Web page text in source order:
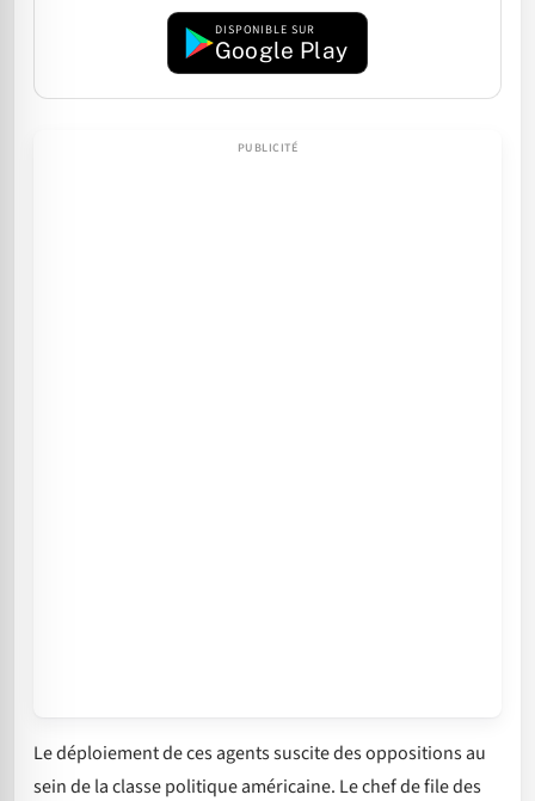
DISPONIBLE SUR
Google Play
Le déploiement de ces agents suscite des oppositions au
sein de la classe politique américaine. Le chef de file des